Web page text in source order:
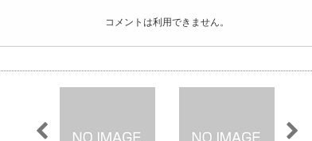
コメントは利用できません。